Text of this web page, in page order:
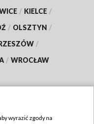
/ KIELCE /
/ OLSZTYN /
RZESZÓW /
/ WROCŁAW
wyrazić zgody na